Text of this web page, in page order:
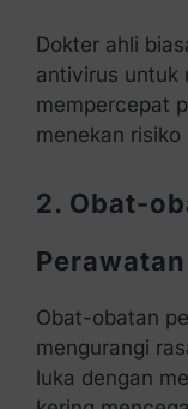
Dokter ahli
antivirus untuk
mempercepat
menekan risiko
2. Obat-
Obat-obatan
mengurangi
luka dengan